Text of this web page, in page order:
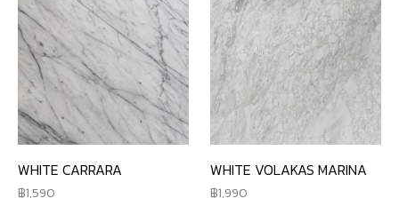
WHITE CARRARA
1,590
WHITE VOLAKAS MARINA
1,990